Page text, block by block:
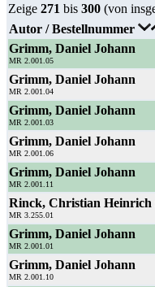
Zeige 271 bis 300 (von
Autor / Bestellnummer
Grimm, Daniel Johann
MR 2.001.05
Grimm, Daniel Johann
MR 2.001.04
Grimm, Daniel Johann
MR 2.001.03
Grimm, Daniel Johann
MR 2.001.06
Grimm, Daniel Johann
MR 2.001.11
Rinck, Christian Heinrich
MR 3.255.01
Grimm, Daniel Johann
MR 2.001.01
Grimm, Daniel Johann
MR 2.001.10